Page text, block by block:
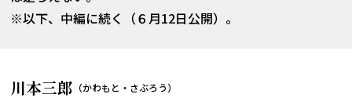
※以下、中編に続く（６月12日公開）。
川本三郎 （かわもと・さぶろう）